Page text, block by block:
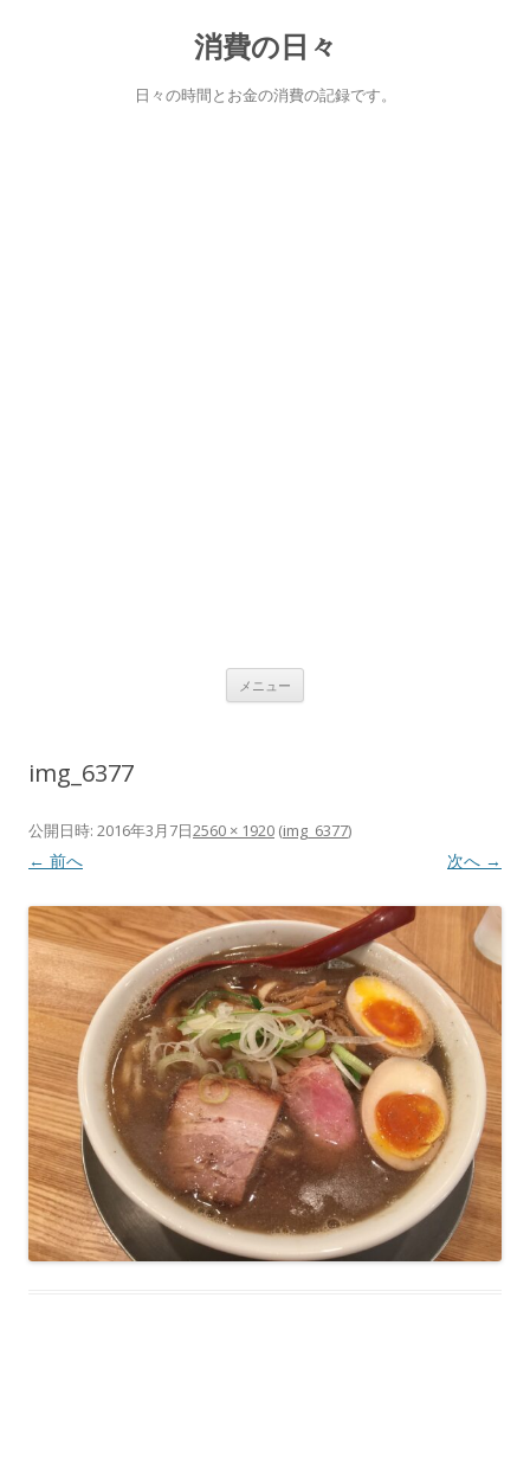
消費の日々
日々の時間とお金の消費の記録です。
メニュー
プ
img_6377
公開日時: 2016年3月7日2560 × 1920 (img_6377)
← 前へ 次へ →